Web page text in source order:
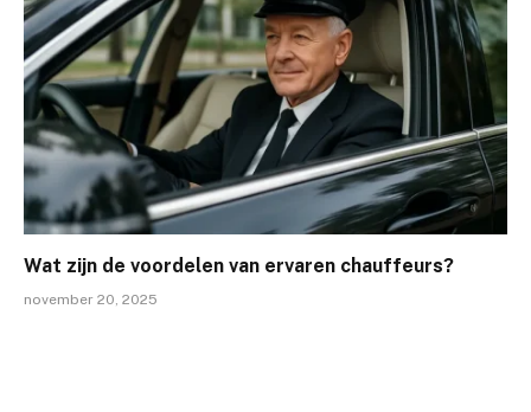
Wat zijn de voordelen van ervaren chauffeurs?
november 20, 2025